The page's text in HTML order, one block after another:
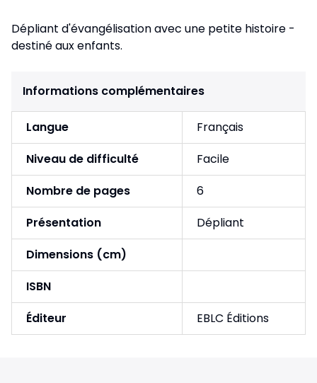
Dépliant d'évangélisation avec une petite histoire -
destiné aux enfants.
Informations complémentaires
Langue
Français
Niveau de difficulté
Facile
Nombre de pages
6
Présentation
Dépliant
Dimensions (cm)
ISBN
Éditeur
EBLC Éditions